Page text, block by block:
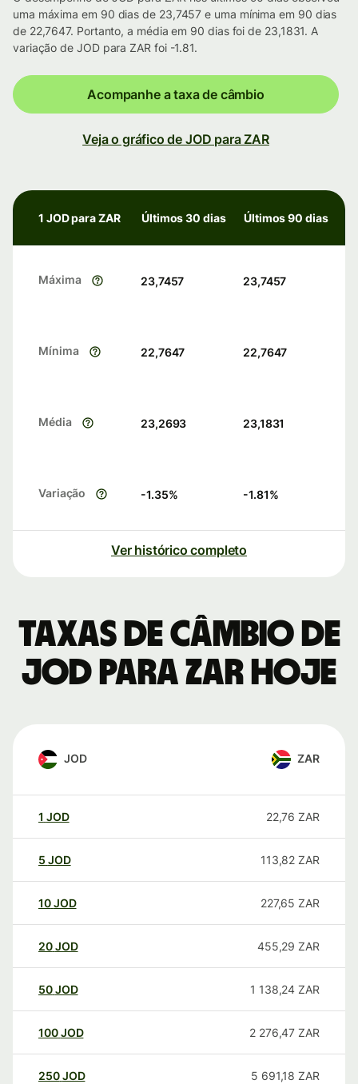
uma máxima em 90 dias de 23,7457 e uma mínima em 90 dias
de 22,7647. Portanto, a média em 90 dias foi de 23,1831. A
variação de JOD para ZAR foi -1.81.
Acompanhe a taxa de câmbio
Veja o gráfico de JOD para ZAR
1 JOD para ZAR Últimos 30 dias Últimos 90 dias
Máxima 23,7457 23,7457
Mínima 22,7647 22,7647
Média 23,2693 23,1831
Variação -1.35% -1.81%
Ver histórico completo
Taxas de câmbio de
JOD para ZAR hoje
JOD ZAR
1 JOD 22,76 ZAR
5 JOD 113,82 ZAR
10JOD 227,65 ZAR
20JOD 455,29 ZAR
50JOD 1 138,24 ZAR
100JOD 2 276,47 ZAR
250JOD 5 691,18 ZAR